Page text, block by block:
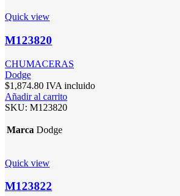
Quick view
M123820
CHUMACERAS
Dodge
$1,874.80 IVA incluido
Añadir al carrito
SKU: M123820
Marca Dodge
Quick view
M123822